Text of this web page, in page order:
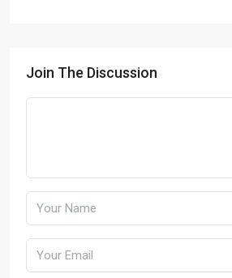
Join The Discussion